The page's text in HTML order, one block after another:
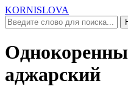
KORNISLOVA
аджарский